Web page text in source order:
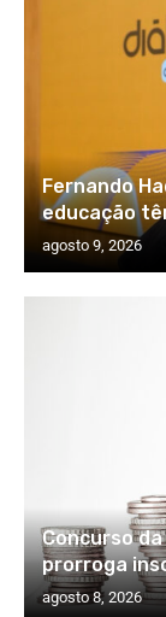
Fernando
educação
agosto 9, 2026
Concurso
prorroga
agosto 8, 2026